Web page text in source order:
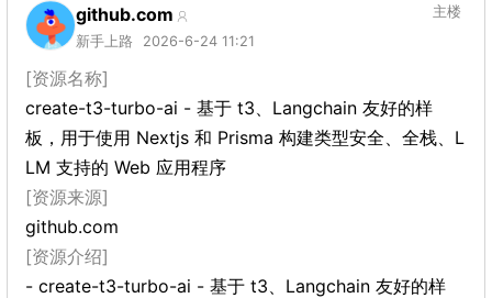
github.com
新手上路 2026-6-24 11:21
主楼
[资源名称]
create-t3-turbo-ai - 基于 t3、Langchain 友好的样
板，用于使用 Nextjs 和 Prisma 构建类型安全、全栈、L
LM 支持的 Web 应用程序
[资源来源]
github.com
[资源介绍]
- create-t3-turbo-ai - 基于 t3、Langchain 友好的样